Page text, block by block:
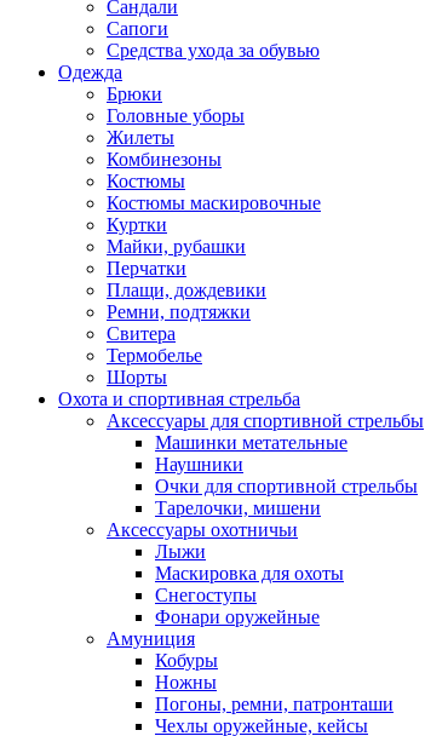
Сандали
Сапоги
Средства ухода за обувью
Одежда
Брюки
Головные уборы
Жилеты
Комбинезоны
Костюмы
Костюмы маскировочные
Куртки
Майки, рубашки
Перчатки
Плащи, дождевики
Ремни, подтяжки
Свитера
Термобелье
Шорты
Охота и спортивная стрельба
Аксессуары для спортивной стрельбы
Машинки метательные
Наушники
Очки для спортивной стрельбы
Тарелочки, мишени
Аксессуары охотничьи
Лыжи
Маскировка для охоты
Снегоступы
Фонари оружейные
Амуниция
Кобуры
Ножны
Погоны, ремни, патронташи
Чехлы оружейные, кейсы